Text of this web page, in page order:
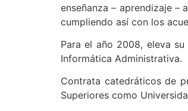
enseñanza – aprendizaje
cumpliendo así con los
Para el año 2008, eleva
Informática Administrativa.
Contrata catedráticos de
Superiores como